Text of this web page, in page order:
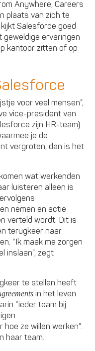
Anywhere, Careers
plaats van zich te
Salesforce goed
ervaringen
kantoor zitten of op
voor veel mensen”,
vice-president van
zijn HR-team)
je de
vergroten, dan is het
wat werkenden
luisteren alleen is
nemen en actie
verteld wordt. Dit is
terugkeer naar
“Ik maak me zorgen
inslaan”, zegt
te stellen heeft
in het leven
“ieder team bij
ze willen werken”.
haar team.